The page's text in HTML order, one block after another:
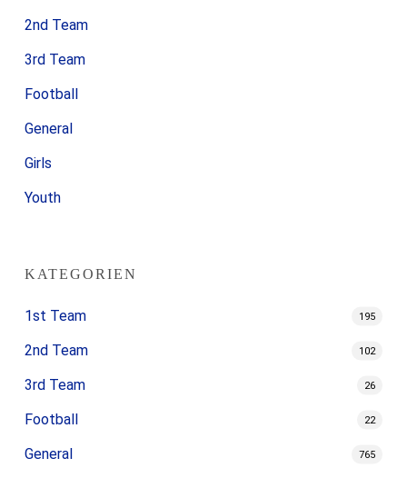
2nd Team
3rd Team
Football
General
Girls
Youth
KATEGORIEN
1st Team 195
2nd Team 102
3rd Team 26
Football 22
General 765